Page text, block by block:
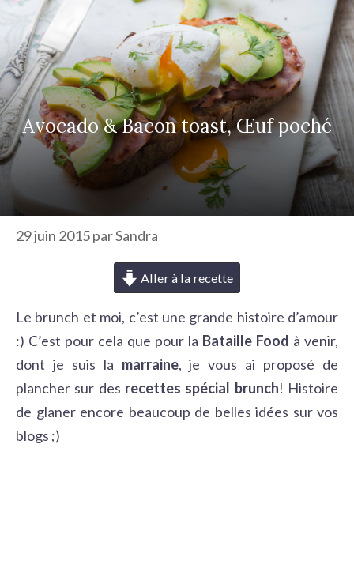
h
e
r
Avocado & Bacon toast, Œuf poché
29 juin 2015parSandra
Aller à la recette
Le brunch et moi, c’est une grande histoire d’amour
:) C’est pour cela que pour la Bataille Food à venir,
dont je suis la marraine, je vous ai proposé de
plancher sur des recettes spécial brunch! Histoire
de glaner encore beaucoup de belles idées sur vos
blogs ;)